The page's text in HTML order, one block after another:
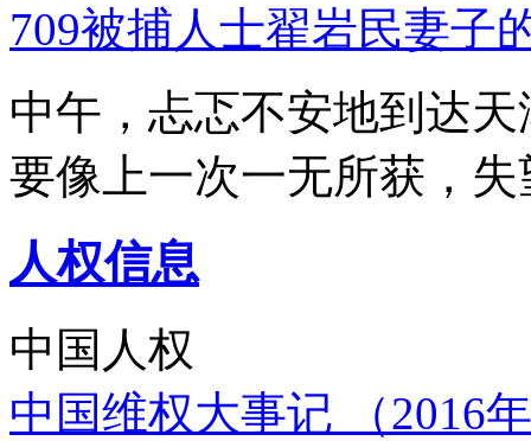
709被捕人士翟岩民妻子
中午，忐忑不安地到达
要像上一次一无所获，
人权信息
中国人权
中国维权大事记 （2016